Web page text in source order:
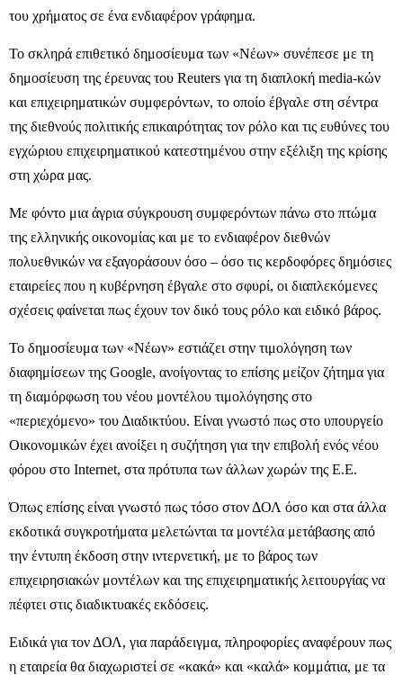
του χρήματος σε ένα ενδιαφέρον γράφημα.
Το σκληρά επιθετικό δημοσίευμα των «Νέων» συνέπεσε με τη
δημοσίευση της έρευνας του Reuters για τη διαπλοκή media-κών
και επιχειρηματικών συμφερόντων, το οποίο έβγαλε στη σέντρα
της διεθνούς πολιτικής επικαιρότητας τον ρόλο και τις ευθύνες του
εγχώριου επιχειρηματικού κατεστημένου στην εξέλιξη της κρίσης
στη χώρα μας.
Με φόντο μια άγρια σύγκρουση συμφερόντων πάνω στο πτώμα
της ελληνικής οικονομίας και με το ενδιαφέρον διεθνών
πολυεθνικών να εξαγοράσουν όσο – όσο τις κερδοφόρες δημόσιες
εταιρείες που η κυβέρνηση έβγαλε στο σφυρί, οι διαπλεκόμενες
σχέσεις φαίνεται πως έχουν τον δικό τους ρόλο και ειδικό βάρος.
Το δημοσίευμα των «Νέων» εστιάζει στην τιμολόγηση των
διαφημίσεων της Google, ανοίγοντας το επίσης μείζον ζήτημα για
τη διαμόρφωση του νέου μοντέλου τιμολόγησης στο
«περιεχόμενο» του Διαδικτύου. Είναι γνωστό πως στο υπουργείο
Οικονομικών έχει ανοίξει η συζήτηση για την επιβολή ενός νέου
φόρου στο Internet, στα πρότυπα των άλλων χωρών της Ε.Ε.
Όπως επίσης είναι γνωστό πως τόσο στον ΔΟΛ όσο και στα άλλα
εκδοτικά συγκροτήματα μελετώνται τα μοντέλα μετάβασης από
την έντυπη έκδοση στην ιντερνετική, με το βάρος των
επιχειρησιακών μοντέλων και της επιχειρηματικής λειτουργίας να
πέφτει στις διαδικτυακές εκδόσεις.
Ειδικά για τον ΔΟΛ, για παράδειγμα, πληροφορίες αναφέρουν πως
η εταιρεία θα διαχωριστεί σε «κακά» και «καλά» κομμάτια, με τα